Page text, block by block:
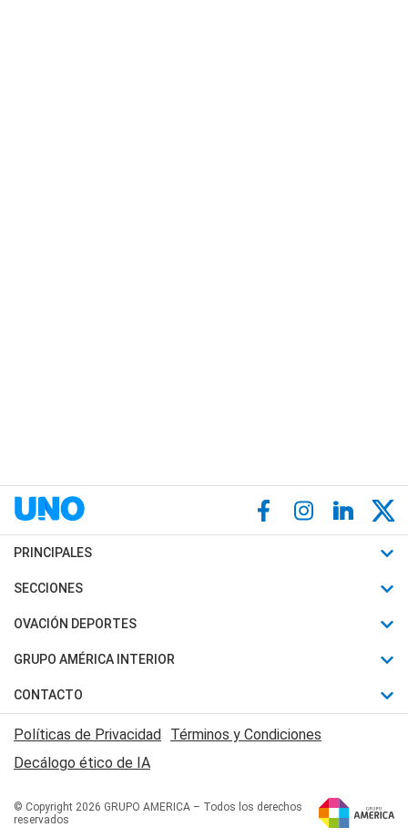
PRINCIPALES
Últimas Noticias
Política
Judiciales
Economia
SECCIONES
Horóscopo
Motores
Trucos caseros
Series y Películas
Edictos y Solicitadas
OVACIÓN DEPORTES
Fútbol
Mundial
Automovilismo
Rugby
Básquet
GRUPO AMÉRICA INTERIOR
Canal 7 en Vivo
San Juan 8
CONTACTO
Acerca de Nosotros
Contactanos
Políticas de Privacidad Términos y Condiciones
Decálogo ético de IA
© Copyright 2026 GRUPO AMERICA – Todos los derechos
reservados